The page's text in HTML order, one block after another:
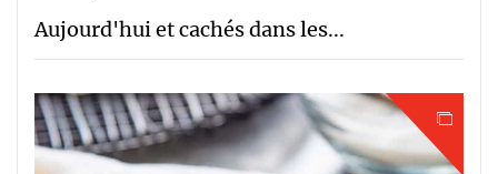
Aujourd'hui et cachés dans les...